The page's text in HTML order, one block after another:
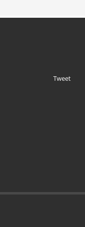
34 Memorial
Tweet